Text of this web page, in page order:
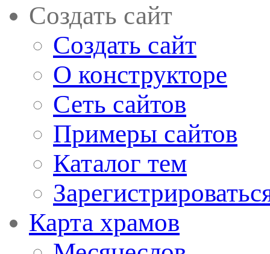
Создать сайт
Создать сайт
О конструкторе
Сеть сайтов
Примеры сайтов
Каталог тем
Карта храмов